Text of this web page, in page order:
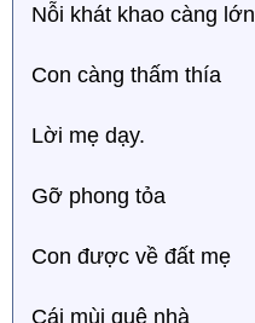
Nỗi khát khao càng lớn
Con càng thấm thía
Lời mẹ dạy.
Gỡ phong tỏa
Con được về đất mẹ
Cái mùi quê nhà